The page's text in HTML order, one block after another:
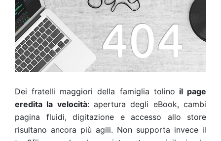
Dei fratelli maggiori della famiglia tolino il page
eredita la velocità: apertura degli eBook, cambi
pagina fluidi, digitazione e accesso allo store
risultano ancora più agili. Non supporta invece il